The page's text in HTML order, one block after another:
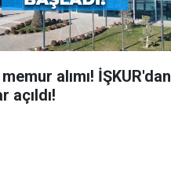
alımı! İŞKUR'dan
açıldı!